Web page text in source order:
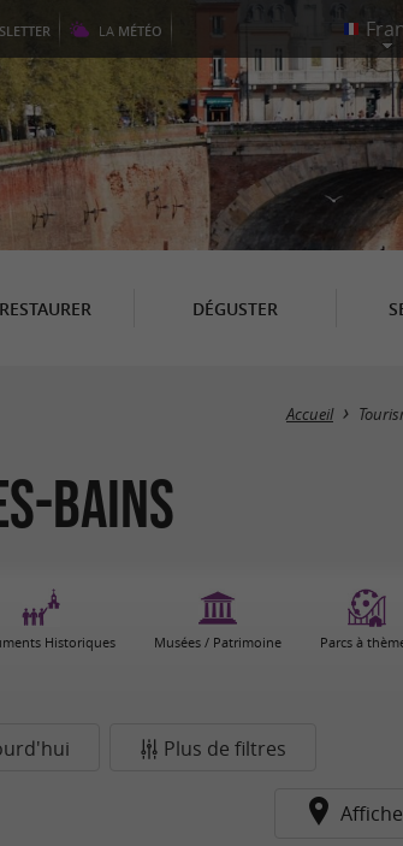
LA MÉTÉO
DÉGUSTER
Accueil
Bains
Historiques Musées / Patrimoine Parcs à
Plus de filtres